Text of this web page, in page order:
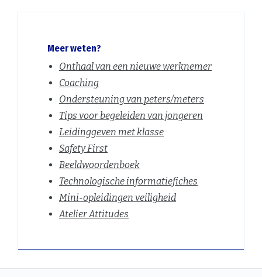
Meer weten?
Onthaal van een nieuwe werknemer
Coaching
Ondersteuning van peters/meters
Tips voor begeleiden van jongeren
Leidinggeven met klasse
Safety First
Beeldwoordenboek
Technologische informatiefiches
Mini-opleidingen veiligheid
Atelier Attitudes